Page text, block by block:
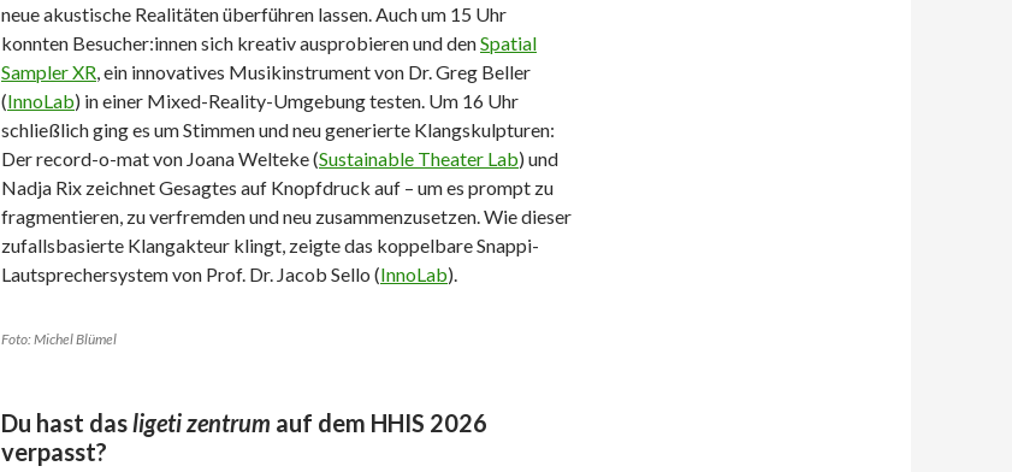
neue akustische Realitäten überführen lassen. Auch um 15 Uhr
konnten Besucher:innen sich kreativ ausprobieren und denSpatial
Sampler XR, ein innovatives Musikinstrument von Dr. Greg Beller
(InnoLab) in einer Mixed-Reality-Umgebung testen. Um 16 Uhr
schließlich ging es um Stimmen und neu generierte Klangskulpturen:
Der record-o-mat von Joana Welteke (Sustainable Theater Lab) und
Nadja Rix zeichnet Gesagtes auf Knopfdruck auf – um es prompt zu
fragmentieren, zu verfremden und neu zusammenzusetzen. Wie dieser
zufallsbasierte Klangakteur klingt, zeigte das koppelbare Snappi-
Lautsprechersystem von Prof. Dr. Jacob Sello (InnoLab).
Foto: Michel Blümel
Du hast dasligeti zentrum auf dem HHIS 2026
verpasst?